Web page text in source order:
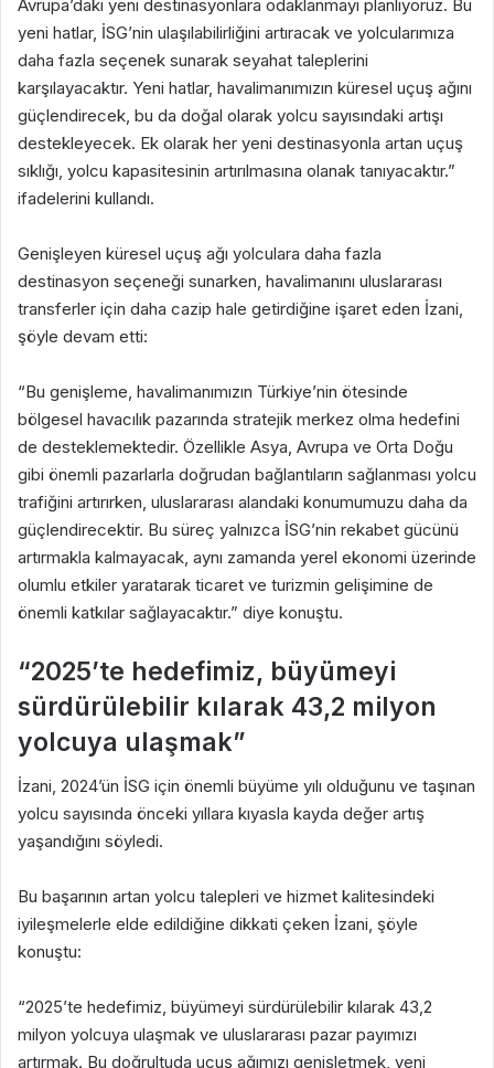
Avrupa’daki yeni destinasyonlara odaklanmayı planlıyoruz. Bu
yeni hatlar, İSG’nin ulaşılabilirliğini artıracak ve yolcularımıza
daha fazla seçenek sunarak seyahat taleplerini
karşılayacaktır. Yeni hatlar, havalimanımızın küresel uçuş ağını
güçlendirecek, bu da doğal olarak yolcu sayısındaki artışı
destekleyecek. Ek olarak her yeni destinasyonla artan uçuş
sıklığı, yolcu kapasitesinin artırılmasına olanak tanıyacaktır.”
ifadelerini kullandı.
Genişleyen küresel uçuş ağı yolculara daha fazla
destinasyon seçeneği sunarken, havalimanını uluslararası
transferler için daha cazip hale getirdiğine işaret eden İzani,
şöyle devam etti:
“Bu genişleme, havalimanımızın Türkiye’nin ötesinde
bölgesel havacılık pazarında stratejik merkez olma hedefini
de desteklemektedir. Özellikle Asya, Avrupa ve Orta Doğu
gibi önemli pazarlarla doğrudan bağlantıların sağlanması yolcu
trafiğini artırırken, uluslararası alandaki konumumuzu daha da
güçlendirecektir. Bu süreç yalnızca İSG’nin rekabet gücünü
artırmakla kalmayacak, aynı zamanda yerel ekonomi üzerinde
olumlu etkiler yaratarak ticaret ve turizmin gelişimine de
önemli katkılar sağlayacaktır.” diye konuştu.
“2025’te hedefimiz, büyümeyi
sürdürülebilir kılarak 43,2 milyon
yolcuya ulaşmak”
İzani, 2024’ün İSG için önemli büyüme yılı olduğunu ve taşınan
yolcu sayısında önceki yıllara kıyasla kayda değer artış
yaşandığını söyledi.
Bu başarının artan yolcu talepleri ve hizmet kalitesindeki
iyileşmelerle elde edildiğine dikkati çeken İzani, şöyle
konuştu:
“2025’te hedefimiz, büyümeyi sürdürülebilir kılarak 43,2
milyon yolcuya ulaşmak ve uluslararası pazar payımızı
artırmak. Bu doğrultuda uçuş ağımızı genişletmek, yeni